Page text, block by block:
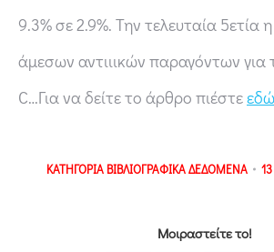
9.3% σε 2.9%. Την τελευταία 5ετία
άμεσων αντιιικών παραγόντων για
C…Για να δείτε το άρθρο πιέστεεδώ
ΚΑΤΗΓΟΡΙΑ ΒΙΒΛΙΟΓΡΑΦΙΚΑ ΔΕΔΟΜΕΝΑ
Μοιραστείτε το!